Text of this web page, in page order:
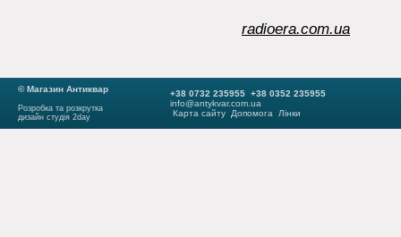
radioera.com.ua
© Магазин Антиквар
Розробка та розкрутка
дизайн студія 2day
+38 0732 235955 +38 0352 235955
info@antykvar.com.ua
Карта сайту
Допомога Лінки